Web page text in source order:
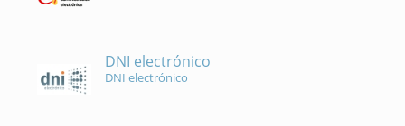
DNI electrónico
DNI electrónico